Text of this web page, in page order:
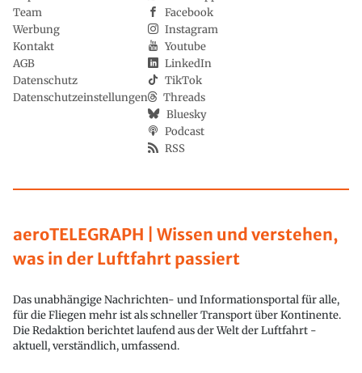
aeroTELEGRAPH | Wissen und verstehen,
was in der Luftfahrt passiert
Das unabhängige Nachrichten- und Informationsportal für alle,
für die Fliegen mehr ist als schneller Transport über Kontinente.
Die Redaktion berichtet laufend aus der Welt der Luftfahrt -
aktuell, verständlich, umfassend.
Team
Werbung
Kontakt
AGB
Datenschutz
Datenschutzeinstellungen
Facebook
Instagram
Youtube
LinkedIn
TikTok
Threads
Bluesky
Podcast
RSS